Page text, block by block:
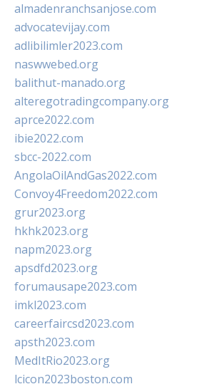
almadenranchsanjose.com
advocatevijay.com
adlibilimler2023.com
naswwebed.org
balithut-manado.org
alteregotradingcompany.org
aprce2022.com
ibie2022.com
sbcc-2022.com
AngolaOilAndGas2022.com
Convoy4Freedom2022.com
grur2023.org
hkhk2023.org
napm2023.org
apsdfd2023.org
forumausape2023.com
imkl2023.com
careerfaircsd2023.com
apsth2023.com
MedItRio2023.org
lcicon2023boston.com